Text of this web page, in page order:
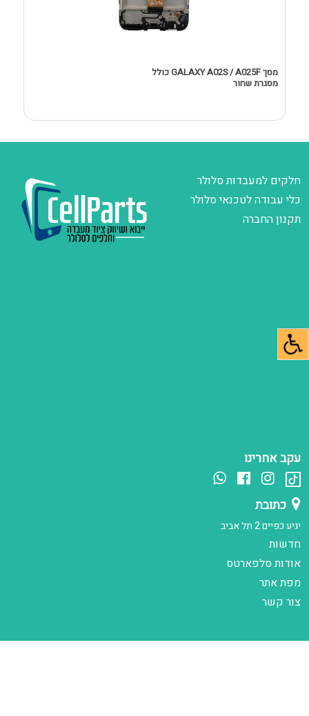
מסך GALAXY A02S / A025F כולל
מסגרת שחור
עקב אחרינו
כתובת
יגיע כפיים 2 תל אביב
חדשות
אודות סלפארטס
מפת אתר
צור קשר
חלקים למעבדות סלולר
כלי עבודה לטכנאי סלולר
תקנון החברה